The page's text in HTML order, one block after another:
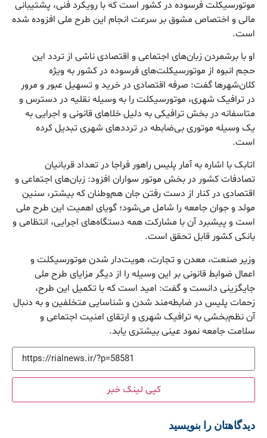
موتورسیکلت فرسوده در کشور است که با رویکرد فنی، پشتیبانی
مالی و اختصاص مشوق بر سرعت انجام این طرح ملی افزوده شده
است.
او با برشمردن زبان‌های اجتماعی و اقتصادی ناشی از تردد این
حجم انبوه از موتورسیکلت‌های فرسوده در کشور به ویژه
کلان‌شهر‌ها گفت: صرفه اقتصادی در خرید و تسهیل عبور و مرور
در ترافیک شهری، موتورسیکلت را به وسیله نقلیه در دسترس و
متاسفانه در بخش ترافیکی به دلیل خلا‌های قانونی و اجرایی به
یک وسیله موتوری بی‌ضابطه در ترددهای شهری تبدیل کرده
است.
اتابک با اشاره به آمار پلیس راهور فراجا در تعداد قربانیان
تصادفات کشور در بخش موتور سواران افزود: زبان‌های اجتماعی و
اقتصادی در کنار از دست رفتن جان هم‌وطنان که بیشتر، سنین
مولد و جوان جامعه را شامل می‌شود؛ گویای اهمیت این طرح ملی
است و پیشبرد آن با مشارکت همه دستگاه‌های اجرایی، انتظامی و
بانکی کشور قابل تحقق است.
وزیر صنعت، معدن و تجارت، هویت‌دار شدن موتورسیکلت و
اعمال ضوابط قانونی بر این وسیله را از دیگر مزایای طرح ملی
جایگزینی دانست و گفت: امید است که با تکمیل این طرح،
زحمات پلیس در ضابطه‌مند شدن و شناسایی متخلفین و به دنبال
آن نظم‌بخشی به ترافیک شهری و ارتقای امنیت اجتماعی و
سلامت جامعه نمود عینی بیشتری یابد.
کپی لینک خبر
دیدگاهتان را بنویسید